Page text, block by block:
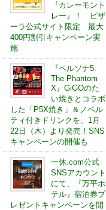
『カレーモント
レー』！ ピザ
ーラ公式サイト限定 最大
400円割引キャンペーン実
施
『ペルソナ5:
The Phantom
X』GiGOのた
い焼きとコラボ
した「P5X焼き」＆ノベル
ティ付きドリンクを、1月
22日（木）より発売！SNS
キャンペーンの開催も
一休.com公式
SNSアカウント
にて、『万平ホ
テル』宿泊券プ
レゼントキャンペーンを開